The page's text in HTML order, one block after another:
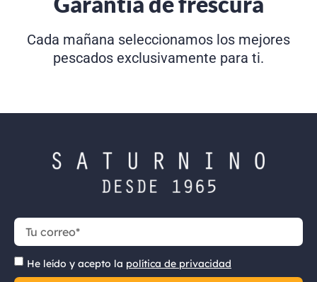
Cada mañana seleccionamos los mejores
pescados exclusivamente para ti.
He leído y acepto la política de privacidad